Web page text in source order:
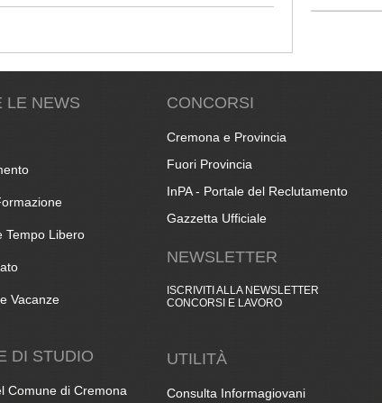
LE NEWS
Tempo Libero
Vacanze
DI STUDIO
Comune di Cremona
CONCORSI
Cremona e Provincia
Fuori Provincia
InPA - Portale del Reclutamento
Gazzetta Ufficiale
NEWSLETTER
ISCRIVITI ALLA NEWSLETTER
CONCORSI E LAVORO
UTILITÀ
Consulta Informagiovani